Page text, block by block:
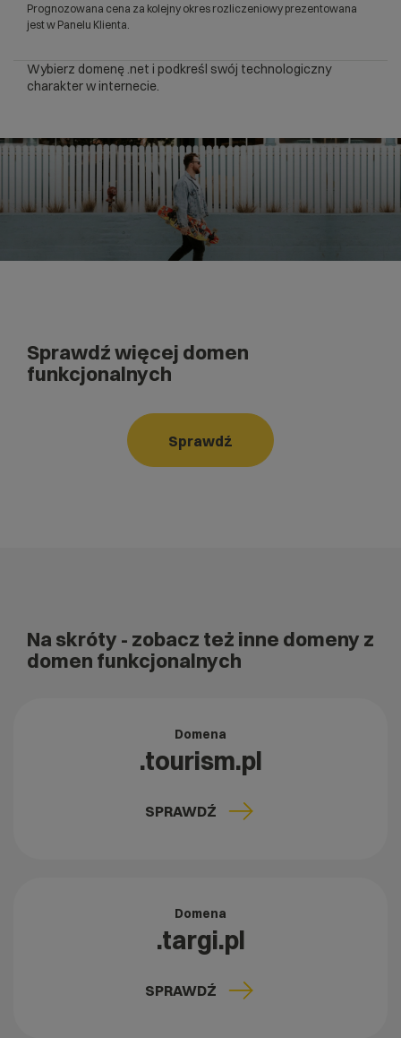
Prognozowana cena za kolejny okres rozliczeniowy prezentowana
jest w Panelu Klienta.
Wybierz domenę .net i podkreśl swój technologiczny
charakter w internecie.
Sprawdź więcej domen
funkcjonalnych
Sprawdź
Na skróty - zobacz też inne domeny z
domen funkcjonalnych
Domena
.tourism.pl
SPRAWDŹ
Domena
.targi.pl
SPRAWDŹ